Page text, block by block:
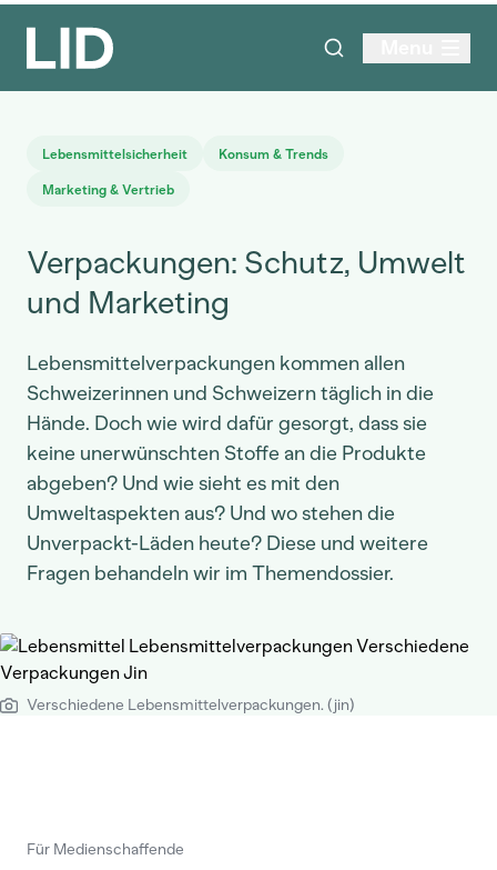
Lebensmittelsicherheit Konsum & Trends
Marketing & Vertrieb
Verpackungen: Schutz, Umwelt
und Marketing
Lebensmittelverpackungen kommen allen
Schweizerinnen und Schweizern täglich in die
Hände. Doch wie wird dafür gesorgt, dass sie
keine unerwünschten Stoffe an die Produkte
abgeben? Und wie sieht es mit den
Umweltaspekten aus? Und wo stehen die
Unverpackt-Läden heute? Diese und weitere
Fragen behandeln wir im Themendossier.
Verschiedene Lebensmittelverpackungen. (jin)
Für Medienschaffende